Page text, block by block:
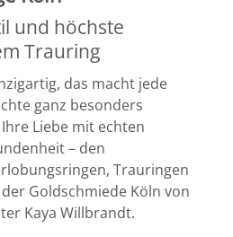
und höchste
Trauring
das macht jede
ganz besonders
Liebe mit echten
– den
Trauringen
Goldschmiede Köln von
Kaya Willbrandt.